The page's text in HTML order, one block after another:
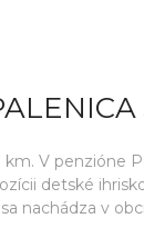
V penzióne
detské
nachádza v